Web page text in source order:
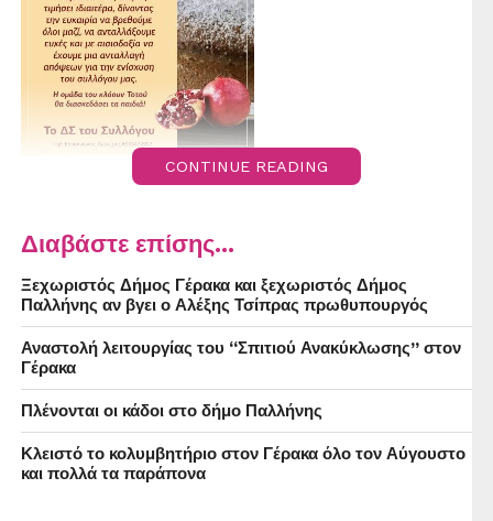
CONTINUE READING
Διαβάστε επίσης...
Ξεχωριστός Δήμος Γέρακα και ξεχωριστός Δήμος
Παλλήνης αν βγει ο Αλέξης Τσίπρας πρωθυπουργός
Αναστολή λειτουργίας του “Σπιτιού Ανακύκλωσης” στον
Γέρακα
Πλένονται οι κάδοι στο δήμο Παλλήνης
Κλειστό το κολυμβητήριο στον Γέρακα όλο τον Αύγουστο
και πολλά τα παράπονα